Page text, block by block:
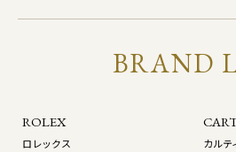
BRAND
ROLEX
ロレックス カルテ